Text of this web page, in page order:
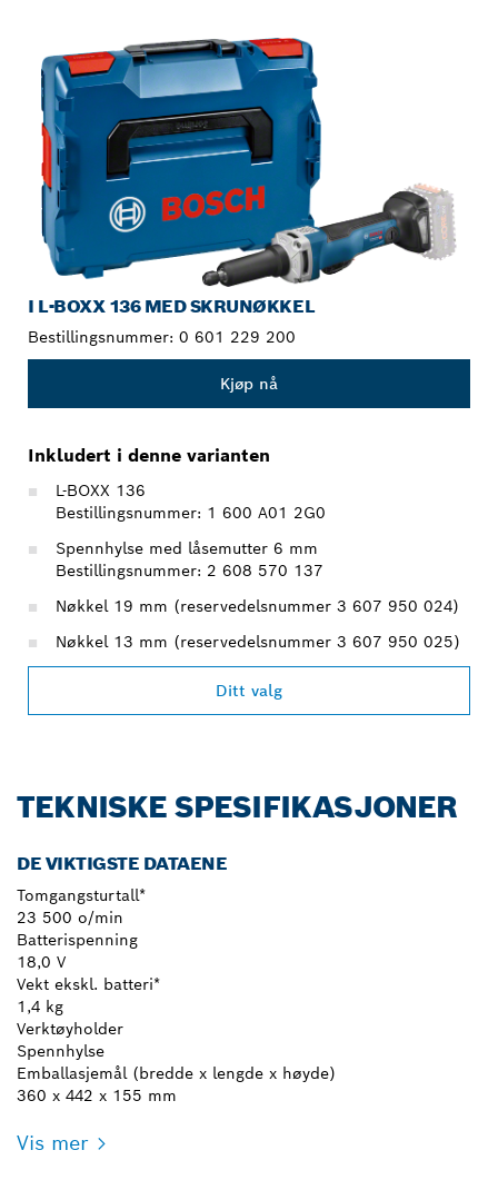
I L-BOXX 136 MED SKRUNØKKEL
Bestillingsnummer: 0 601 229 200
Kjøp nå
Inkludert i denne varianten
L-BOXX 136
Bestillingsnummer: 1 600 A01 2G0
Spennhylse med låsemutter 6 mm
Bestillingsnummer: 2 608 570 137
Nøkkel 19 mm (reservedelsnummer 3 607 950 024)
Nøkkel 13 mm (reservedelsnummer 3 607 950 025)
Ditt valg
TEKNISKE SPESIFIKASJONER
DE VIKTIGSTE DATAENE
Tomgangsturtall*
23 500 o/min
Batterispenning
18,0 V
Vekt ekskl. batteri*
1,4 kg
Verktøyholder
Spennhylse
Emballasjemål (bredde x lengde x høyde)
360 x 442 x 155 mm
Vis mer